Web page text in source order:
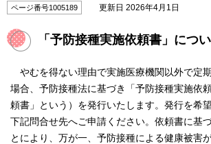
ページ番号1005189 更新日 2026年4月1日
「予防接種実施依頼書」につ
やむを得ない理由で実施医療機関以外で定
場合、予防接種法に基づき「予防接種実施依
頼書」という）を発行いたします。発行を希
下記問合せ先へご申請ください。依頼書に基
とにより、万が一、予防接種による健康被害